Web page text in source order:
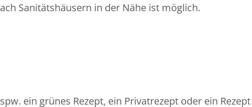
Sanitätshäusern in der Nähe ist möglich.
ein grünes Rezept, ein Privatrezept oder ein